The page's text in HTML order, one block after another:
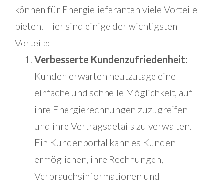
können für Energielieferanten viele Vorteile
bieten. Hier sind einige der wichtigsten
Vorteile:
Verbesserte Kundenzufriedenheit:
Kunden erwarten heutzutage eine
einfache und schnelle Möglichkeit, auf
ihre Energierechnungen zuzugreifen
und ihre Vertragsdetails zu verwalten.
Ein Kundenportal kann es Kunden
ermöglichen, ihre Rechnungen,
Verbrauchsinformationen und